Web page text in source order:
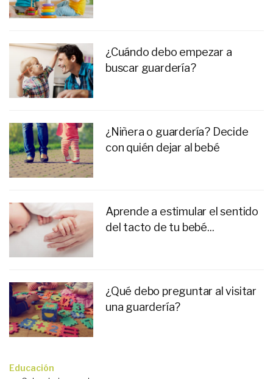
¿Cuándo debo empezar a
buscar guardería?
¿Niñera o guardería? Decide
con quién dejar al bebé
Aprende a estimular el sentido
del tacto de tu bebé...
¿Qué debo preguntar al visitar
una guardería?
Educación